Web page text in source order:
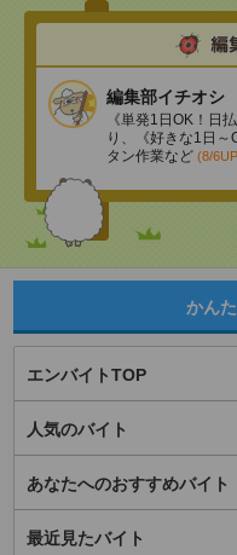
編集部イチオシ
《単発1日OK！日
り、《好きな1日～
タン作業など (8/
かん
エンバイトTOP
人気のバイト
あなたへのおすすめバイト
最近見たバイト